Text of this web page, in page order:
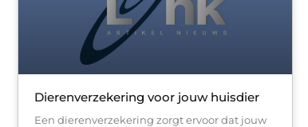
Dierenverzekering voor jouw huisdier
Een dierenverzekering zorgt ervoor dat jouw